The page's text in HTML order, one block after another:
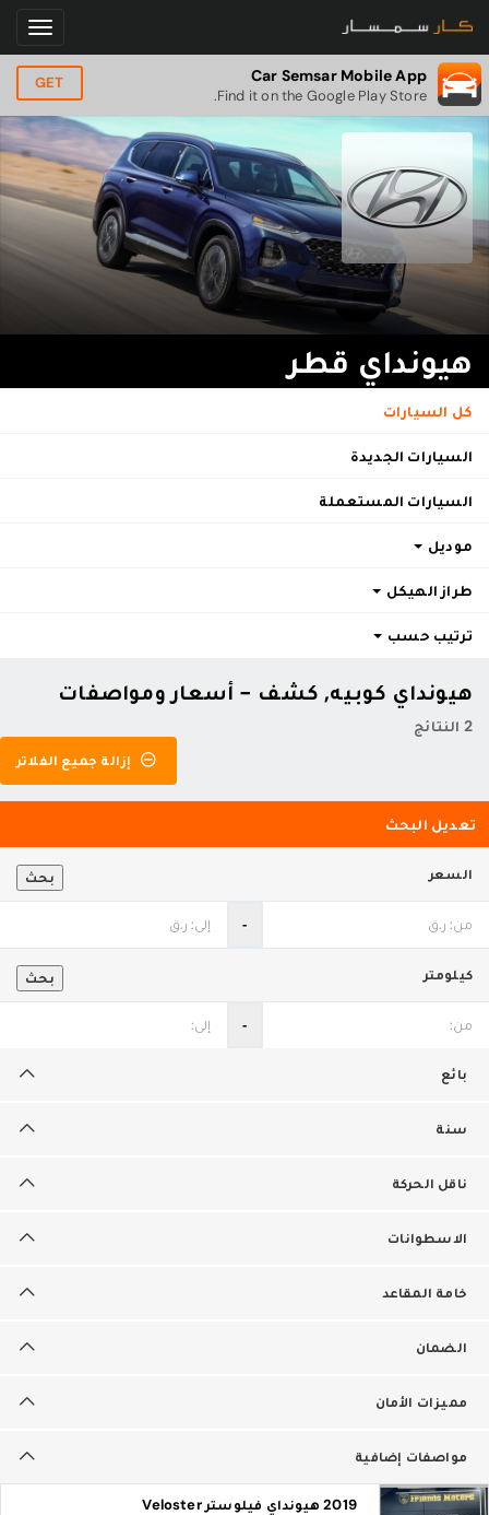
Car Semsar Mobile App
Find it on the Google Play Store.
GET
هيونداي قطر
كل السيارات
السيارات الجديدة
السيارات المستعملة
موديل
طراز الهيكل
ترتيب حسب
هيونداي كوبيه, كشف - أسعار ومواصفات
2 النتائج
إزالة جميع الفلاتر
تعديل البحث
بحث السعر
‐
بحث كيلومتر
‐
بائع
سنة
ناقل الحركة
الاسطوانات
خامة المقاعد
الضمان
مميزات الأمان
مواصفات إضافية
2019 هيونداي فيلوستر Veloster